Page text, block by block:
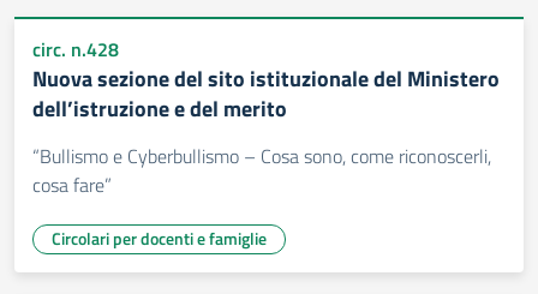
circ. n.428
Nuova sezione del sito istituzionale del Ministero
dell’istruzione e del merito
“Bullismo e Cyberbullismo – Cosa sono, come riconoscerli,
cosa fare”
Circolari per docenti e famiglie